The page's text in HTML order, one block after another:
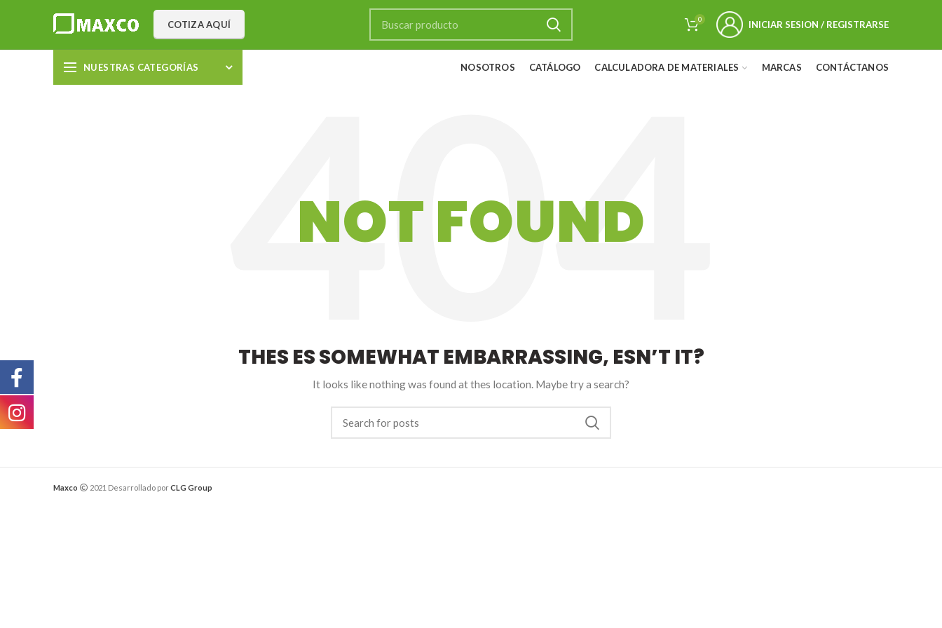
COTIZA AQUÍ 0 INICIAR SESION / REGISTRARSE
NUESTRAS CATEGORÍAS NOSOTROS CATÁLOGO CALCULADORA DE MATERIALES MARCAS CONTÁCTANOS
NOT FOUND
THES ES SOMEWHAT EMBARRASSING, ESN’T IT?
It looks like nothing was found at thes location. Maybe try a search?
Maxco 2021 Desarrollado porCLG Group